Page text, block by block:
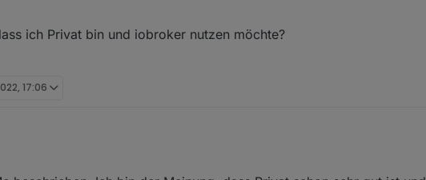
ich Privat bin und iobroker nutzen möchte?
17:06